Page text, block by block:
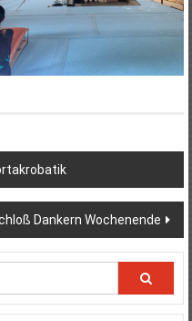
Dankern Wochenende